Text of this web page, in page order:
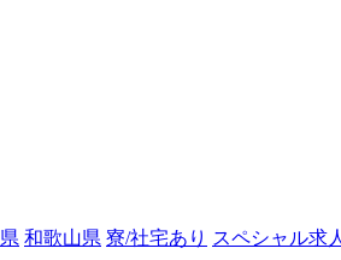
和歌山県 寮/社宅あり スペシャル求人